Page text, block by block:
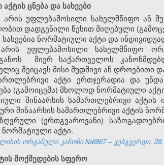
ცნება და სახეები
უფლებამოსილი სახელმწიფო ან
დადგენილი წესით მიღებული
ნორმატიული აქტი და
უფლებამოსილი სახელმწიფო
მიერ საქართველოს
შეიცავს მისი მუდმივი ან დროებითი
აქტი ერთჯერადია და
(გამოიცემა) მხოლოდ ნორმატიული
შინაარსის სამართლებრივი
შინაარსის სამართლებრივი აქტის
(ერთგვაროვანი)
აქტი.
ორგანული კანონი №6867 – ვებგვერდი,
მოქმედების სფერო